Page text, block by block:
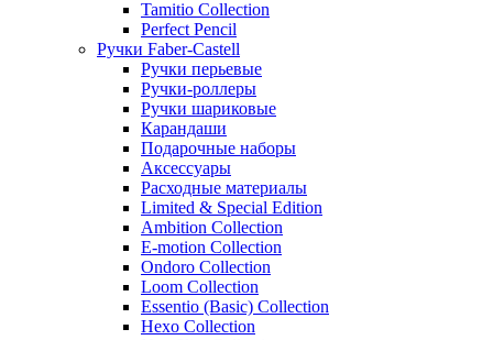
Tamitio Collection
Perfect Pencil
Ручки Faber-Castell
Ручки перьевые
Ручки-роллеры
Ручки шариковые
Карандаши
Подарочные наборы
Аксессуары
Расходные материалы
Limited & Special Edition
Ambition Collection
E-motion Collection
Ondoro Collection
Loom Collection
Essentio (Basic) Collection
Hexo Collection